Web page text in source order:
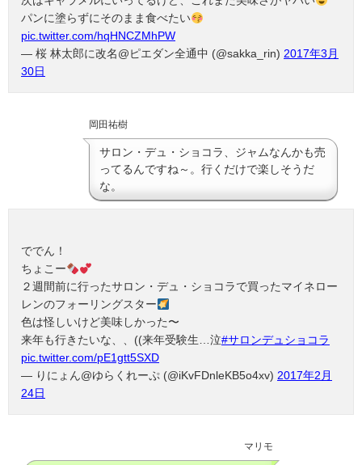
パンに塗らずにそのまま食べたい
pic.twitter.com/hqHNCZMhPW
— 桜 林太郎に改名@ピエダン全通中 (@sakka_rin) 2017年3月
30日
岡田祐樹
サロン・デュ・ショコラ、ジャムなんかも売
ってるんですね～。行くだけで楽しそうだ
な。
ででん！
ちょこー
２週間前に行ったサロン・デュ・ショコラで買ったマイネロー
レンのフォーリングスター
色は怪しいけど美味しかった〜
来年も行きたいな、、((来年受験生…泣#サロンデュショコラ
pic.twitter.com/pE1gtt5SXD
— りにょん@ゆらくれーぷ (@iKvFDnleKB5o4xv) 2017年2月
24日
マリモ